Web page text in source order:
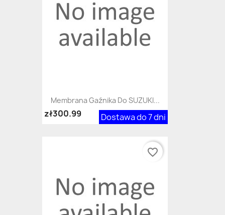
Membrana Gaźnika Do SUZUKI...
Dostawa do 7 dni
zł300.99
favorite_border